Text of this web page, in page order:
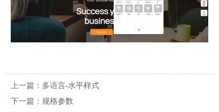
上一篇： 多语言-水平样式
下一篇： 规格参数